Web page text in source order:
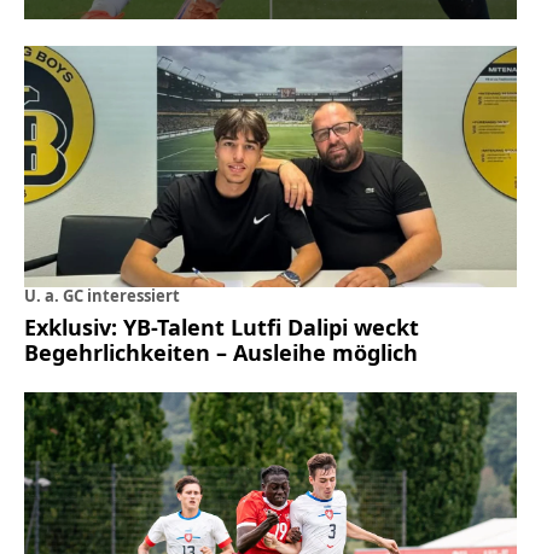
U. a. GC interessiert
Exklusiv: YB-Talent Lutfi Dalipi weckt
Begehrlichkeiten – Ausleihe möglich